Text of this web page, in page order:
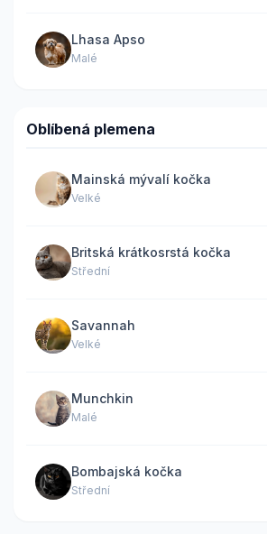
Lhasa Apso
Malé
Oblíbená plemena
Mainská mývalí kočka
Velké
Britská krátkosrstá kočka
Střední
Savannah
Velké
Munchkin
Malé
Bombajská kočka
Střední